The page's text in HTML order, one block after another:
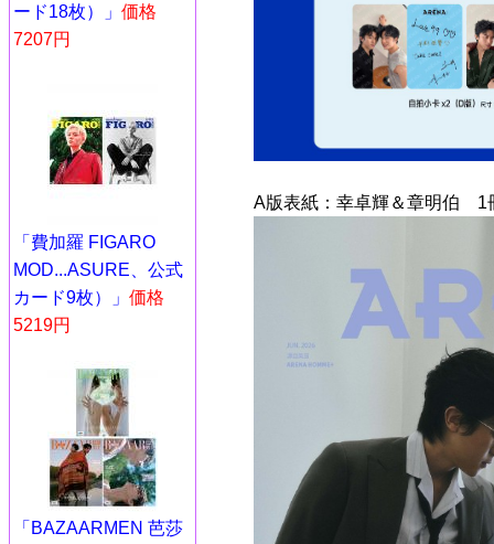
ード18枚）」 価格
7207円
「費加羅 FIGARO
MOD...ASURE、公式
カード9枚）」 価格
5219円
「BAZAARMEN 芭莎
A版表紙：幸卓輝＆章明伯 1